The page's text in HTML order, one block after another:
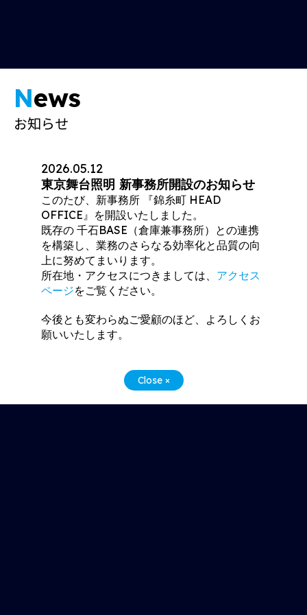
News
お知らせ
2026.05.12
東京舞台照明 新事務所開設のお知らせ
このたび、新事務所 『錦糸町 HEAD
OFFICE』を開設いたしました。
既存の 千石BASE（倉庫兼事務所）との連携
を構築し、業務のさらなる効率化と品質の向
上に努めてまいります。
所在地・アクセスにつきましては、 アクセス
ページをご覧ください。
今後とも変わらぬご愛顧のほど、よろしくお
願いいたします。
Close ×